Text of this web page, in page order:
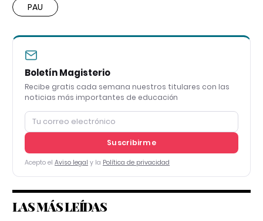
PAU
Boletín Magisterio
Recibe gratis cada semana nuestros titulares con las
noticias más importantes de educación
Suscribirme
Acepto el Aviso legal y la Política de privacidad
LAS MÁS LEÍDAS